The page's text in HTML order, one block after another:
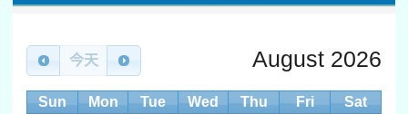
今天 August 2026
Sun Mon Tue Wed Thu Fri
Sat